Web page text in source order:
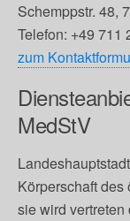
Schemppstr. 48,
Telefon: +49 711
zum
MedStV
Körperschaft
sie wird vertreten